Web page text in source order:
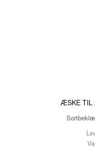
ÆSKE TIL